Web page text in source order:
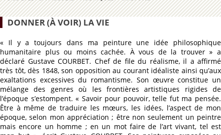
DONNER (À VOIR) LA VIE
« Il y a toujours dans ma peinture une idée philosophique
humanitaire plus ou moins cachée. À vous de la trouver » a
déclaré Gustave COURBET. Chef de file du réalisme, il a affirmé
très tôt, dès 1848, son opposition au courant idéaliste ainsi qu’aux
exaltations excessives du romantisme. Son œuvre constitue un
mélange des genres où les frontières artistiques rigides de
l’époque s’estompent. « Savoir pour pouvoir, telle fut ma pensée.
Être à même de traduire les mœurs, les idées, l’aspect de mon
époque, selon mon appréciation ; être non seulement un peintre
mais encore un homme ; en un mot faire de l’art vivant, tel est